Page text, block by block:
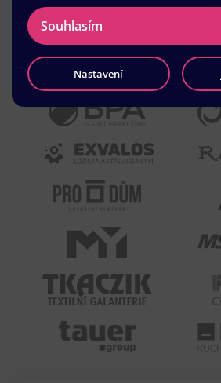
Souhlasím
Nastavení